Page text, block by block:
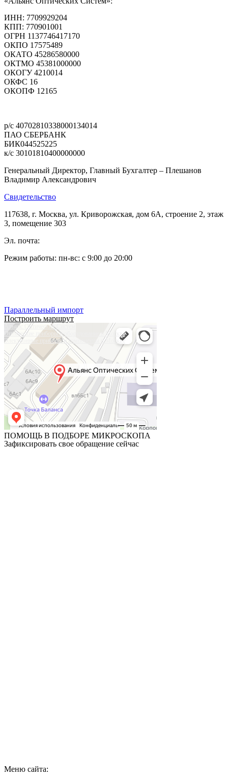
ИНН: 7709929204
КПП: 770901001
ОГРН 1137746417170
ОКПО 17575489
ОКАТО 45286580000
ОКТМО 45381000000
ОКОГУ 4210014
ОКФС 16
ОКОПФ 12165
р/с 40702810338000134014
ПАО СБЕРБАНК
БИК044525225
к/с 30101810400000000
Генеральный Директор, Главный Бухгалтер – Плешанов
Владимир Александрович
Свидетельство
117638, г. Москва, ул. Криворожская, дом 6А, строение 2, этаж
3, помещение 303
Эл. почта:
Режим работы: пн-вс: с 9:00 до 20:00
Параллельный импорт
Построить маршрут
Альянс Оптических Систем
Оптические приборы и оборудование в Москве
Электронные приборы и компоненты в Москве
ПОМОЩЬ В ПОДБОРЕ МИКРОСКОПА
Зафиксировать свое обращение сейчас
Меню сайта: